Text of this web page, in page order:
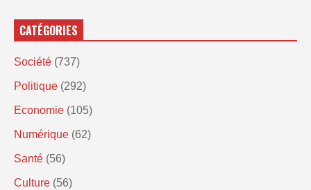
CATÉGORIES
Société (737)
Politique (292)
Economie (105)
Numérique (62)
Santé (56)
Culture (56)